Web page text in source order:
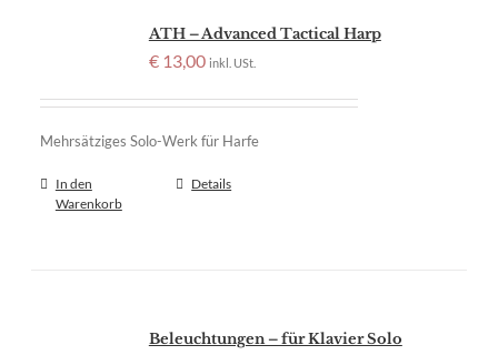
ATH – Advanced Tactical Harp
€13,00 inkl. USt.
Mehrsätziges Solo-Werk für Harfe
In den
Warenkorb
Details
Beleuchtungen – für Klavier Solo